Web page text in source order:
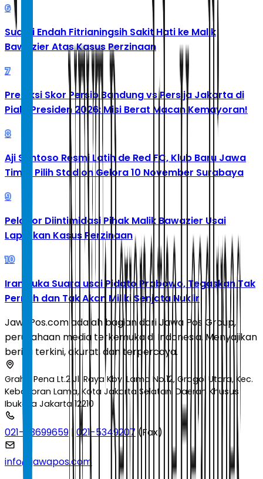
6
Suami Endah Fitrianingsih Sakit Hati ke Malik
Bawazier Atas Kasus Perzinaan
7
Prediksi Skor Persib Bandung vs Persija Jakarta di
Piala Presiden 2026: Misi Berat Macan Kemayoran!
8
Aji Santoso Resmi Latih de Red FC, Klub Baru Jawa
Timur Pilih Stadion Gelora 10 November Surabaya
9
Pelapor Diintimidasi Pihak Malik Bawazier Usai
Laporkan Kasus Perzinaan
10
Iran Buka Suara usai Pidato Prabowo, Tegaskan Tak
Pernah dan Tak Akan Miliki Senjata Nuklir
JawaPos.com adalah bagian dari Jawa Pos Group,
perusahaan media terkemuka di Indonesia. Menyajikan
berita terkini, akurat, dan terpercaya.
Graha Pena Lt.2 Jl. Raya Kby. Lama No.12, Grogol Utara, Kec.
Kebayoran Lama, Kota Jakarta Selatan, Daerah Khusus
Ibukota Jakarta 12210
021-53699659 |021-5349207 (Fax)
info@jawapos.com